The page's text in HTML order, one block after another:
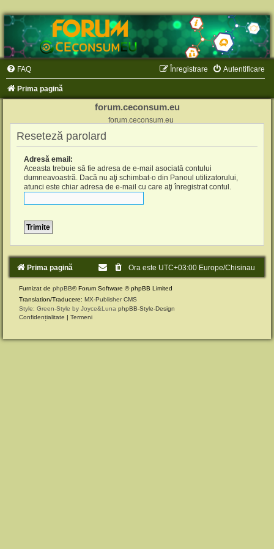
FAQ Autentificare
Înregistrare
Prima pagină
forum.ceconsum.eu
forum.ceconsum.eu
Reseteză parolard
Adresă email:
Aceasta trebuie să fie adresa de e-mail asociată contului
dumneavoastră. Dacă nu aţi schimbat-o din Panoul utilizatorului,
atunci este chiar adresa de e-mail cu care aţi înregistrat contul.
Prima pagină Ora este UTC+03:00 Europe/Chisinau
Furnizat de phpBB® Forum Software © phpBB Limited
Translation/Traducere: MX-Publisher CMS
Style: Green-Style by Joyce&Luna phpBB-Style-Design
Confidențialitate | Termeni